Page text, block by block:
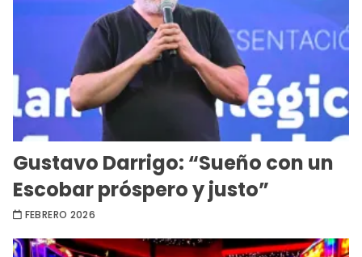
Gustavo Darrigo: “Sueño con un
Escobar próspero y justo”
FEBRERO 2026